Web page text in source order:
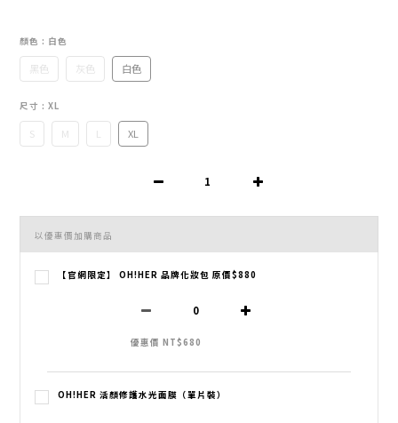
顏色 : 白色
黑色 灰色 白色
尺寸 : XL
S M L XL
以優惠價加購商品
【官網限定】 OH!HER 品牌化妝包 原價$880
優惠價 NT$680
OH!HER 活顏修護水光面膜（單片裝）